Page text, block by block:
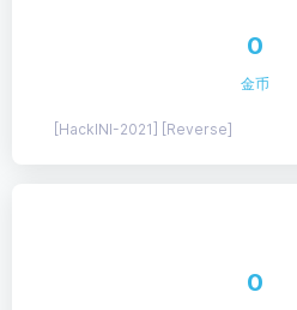
0
金币
[HackINI-2021] [Reverse]
0